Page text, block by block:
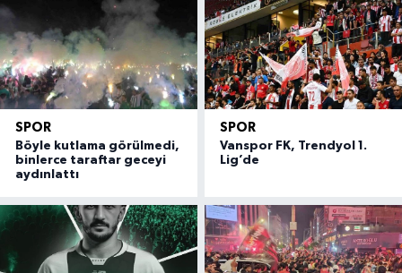
SPOR
Böyle kutlama görülmedi,
binlerce taraftar geceyi
aydınlattı
SPOR
Vanspor FK, Trendyol 1.
Lig’de